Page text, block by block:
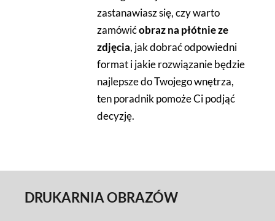
zastanawiasz się, czy warto
zamówićobraz na płótnie ze
zdjęcia, jak dobrać odpowiedni
format i jakie rozwiązanie będzie
najlepsze do Twojego wnętrza,
ten poradnik pomoże Ci podjąć
decyzję.
DRUKARNIA OBRAZÓW